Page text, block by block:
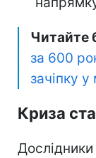
Читайте
за 600
зачіпку
Криза